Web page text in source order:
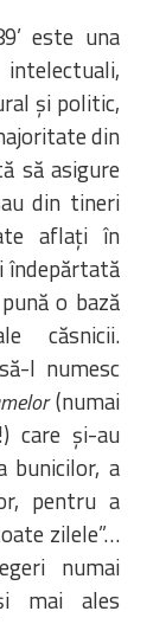
este una
și politic,
din
să asigure
din tineri
aflați în
îndepărtată
o bază
căsnicii.
l numesc
(numai
care și-au
bunicilor, a
pentru a
zilele”…
numai
mai ales